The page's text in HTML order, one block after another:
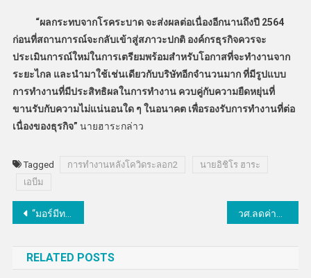
“ผลกระทบจากโรคระบาด จะส่งผลต่อเนื่องอีกนานถึงปี 2564
ก่อนที่สถานการณ์จะกลับเข้าสู่สภาวะปกติ องค์กรธุรกิจควรจะ
ประเมินการณ์ใหม่ในการเตรียมพร้อมสำหรับโอกาสที่จะทำงานจาก
ระยะไกล และนำมาใช้เช่นเดียวกับบริษัทอีกจำนวนมาก ที่มีรูปแบบ
การทำงานที่มีประสิทธิผลในการทำงาน ควบคู่กับความยืดหยุ่นที่
ขานรับกับความไม่แน่นอนใด ๆ ในอนาคต เพื่อรองรับการทำงานที่ต่อ
เนื่องของธุรกิจ” นายฮาระกล่าว
Tagged การทำงานหลังโควิดระลอก2
นายอิชิโร ฮาระ
เอบีม
แนะแนว
“มอร์มีท” เปิดบ้านรับ “วีฟู้ดส์” ร่วมลงทุนแพลนท์เบส
RELATED POSTS